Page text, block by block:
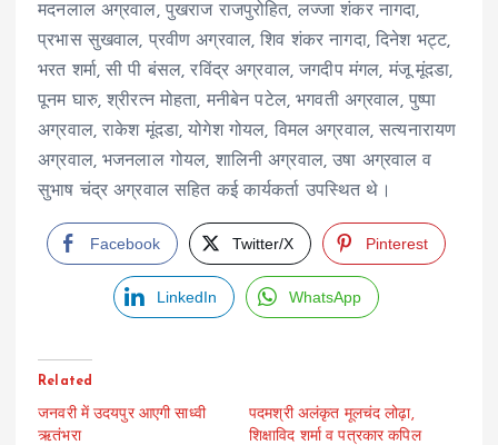
मदनलाल अग्रवाल, पुखराज राजपुरोहित, लज्जा शंकर नागदा,
प्रभास सुखवाल, प्रवीण अग्रवाल, शिव शंकर नागदा, दिनेश भट्ट,
भरत शर्मा, सी पी बंसल, रविंद्र अग्रवाल, जगदीप मंगल, मंजू मूंदडा,
पूनम घारु, श्रीरत्न मोहता, मनीबेन पटेल, भगवती अग्रवाल, पुष्पा
अग्रवाल, राकेश मूंदडा, योगेश गोयल, विमल अग्रवाल, सत्यनारायण
अग्रवाल, भजनलाल गोयल, शालिनी अग्रवाल, उषा अग्रवाल व
सुभाष चंद्र अग्रवाल सहित कई कार्यकर्ता उपस्थित थे।
Facebook Twitter/X Pinterest
LinkedIn WhatsApp
Related
जनवरी में उदयपुर आएगी साध्वी
ऋतंभरा
पदमश्री अलंकृत मूलचंद लोढ़ा,
शिक्षाविद शर्मा व पत्रकार कपिल